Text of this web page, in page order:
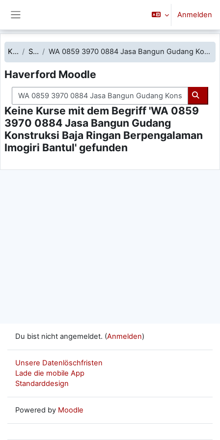
Anmelden
Kurse Suchen WA 0859 3970 0884 Jasa Bangun Gudang Konstruksi Baja Ringan Berpengalaman Imogiri Bantul
Haverford Moodle
Kurse suchen
Kurse
Keine Kurse mit dem Begriff 'WA 0859
3970 0884 Jasa Bangun Gudang
Konstruksi Baja Ringan Berpengalaman
Imogiri Bantul' gefunden
Du bist nicht angemeldet. (Anmelden)
Unsere Datenlöschfristen
Lade die mobile App
Standarddesign
Powered by Moodle